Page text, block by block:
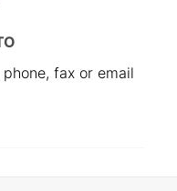
fax or email